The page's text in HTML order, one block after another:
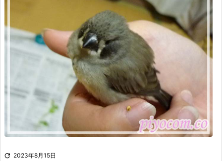
 2023年8月15日